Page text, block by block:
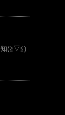
知(≧▽≦)